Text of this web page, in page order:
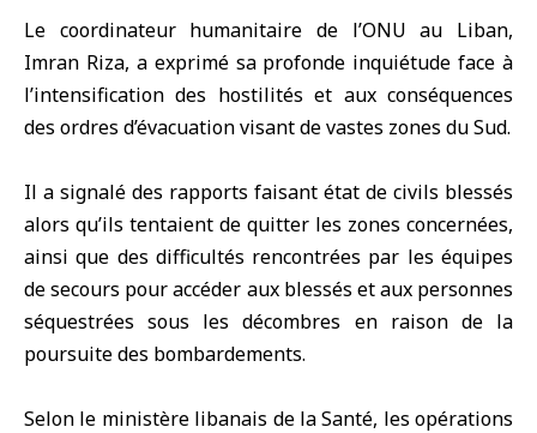
Le coordinateur humanitaire de l’ONU au Liban,
Imran Riza, a exprimé sa profonde inquiétude face à
l’intensification des hostilités et aux conséquences
des ordres d’évacuation visant de vastes zones du Sud.
Il a signalé des rapports faisant état de civils blessés
alors qu’ils tentaient de quitter les zones concernées,
ainsi que des difficultés rencontrées par les équipes
de secours pour accéder aux blessés et aux personnes
séquestrées sous les décombres en raison de la
poursuite des bombardements.
Selon le ministère libanais de la Santé, les opérations